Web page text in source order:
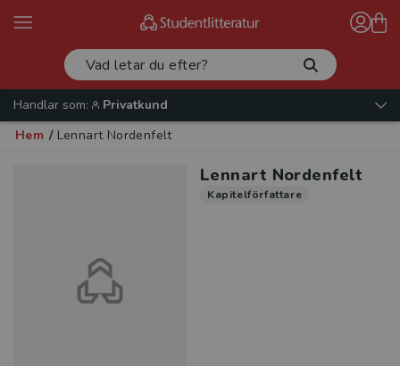
Handlar som:
Privatkund
Hem / Lennart Nordenfelt
Lennart Nordenfelt
Kapitelförfattare